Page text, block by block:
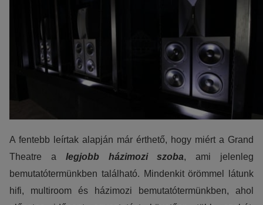
A fentebb leírtak alapján már érthető, hogy miért a Grand
Theatre a legjobb házimozi szoba, ami jelenleg
bemutatótermünkben található. Mindenkit örömmel látunk
hifi, multiroom és házimozi bemutatótermünkben, ahol